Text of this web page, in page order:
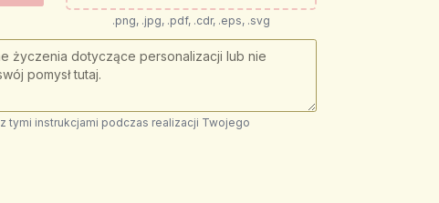
.png, .jpg, .pdf, .cdr, .eps, .svg
tymi instrukcjami podczas realizacji Twojego